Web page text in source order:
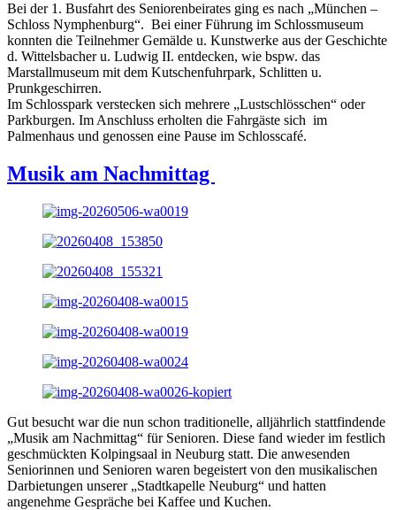
Bei der 1. Busfahrt des Seniorenbeirates ging es nach „München –
Schloss Nymphenburg“. Bei einer Führung im Schlossmuseum
konnten die Teilnehmer Gemälde u. Kunstwerke aus der Geschichte
d. Wittelsbacher u. Ludwig II. entdecken, wie bspw. das
Marstallmuseum mit dem Kutschenfuhrpark, Schlitten u.
Prunkgeschirren.
Im Schlosspark verstecken sich mehrere „Lustschlösschen“ oder
Parkburgen. Im Anschluss erholten die Fahrgäste sich im
Palmenhaus und genossen eine Pause im Schlosscafé.
Musik am Nachmittag
Gut besucht war die nun schon traditionelle, alljährlich stattfindende
„Musik am Nachmittag“ für Senioren. Diese fand wieder im festlich
geschmückten Kolpingsaal in Neuburg statt. Die anwesenden
Seniorinnen und Senioren waren begeistert von den musikalischen
Darbietungen unserer „Stadtkapelle Neuburg“ und hatten
angenehme Gespräche bei Kaffee und Kuchen.